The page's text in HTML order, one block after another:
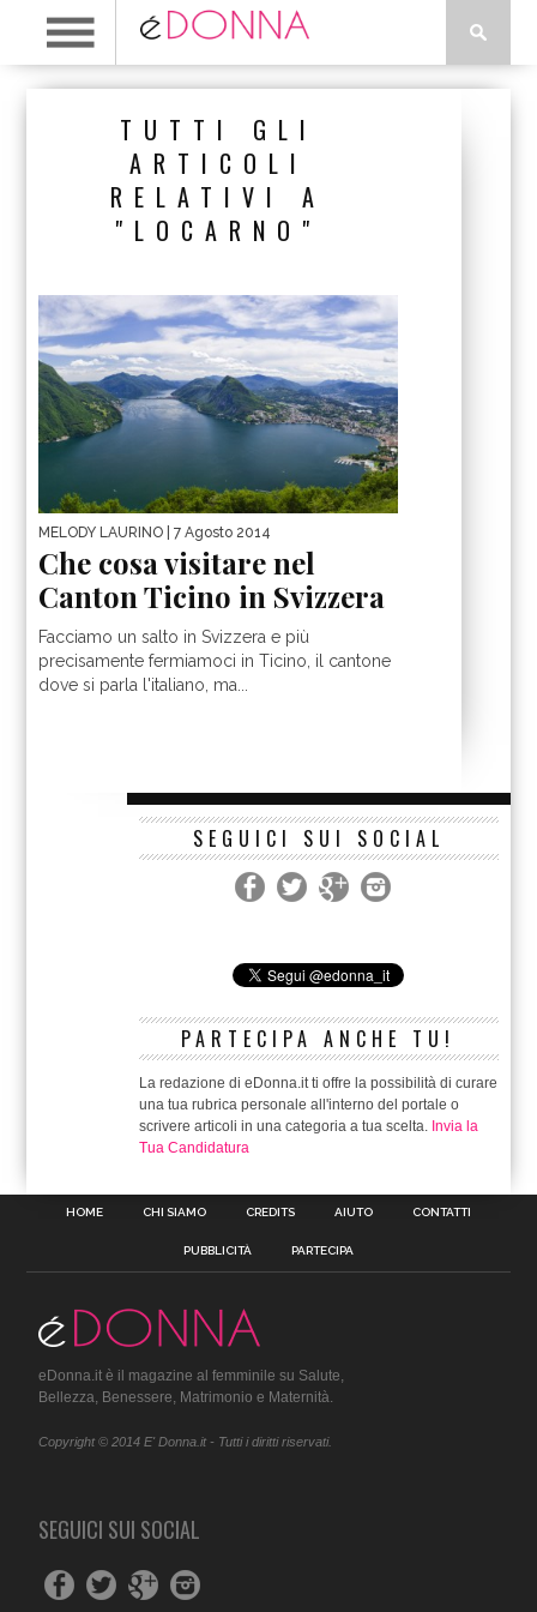
TUTTI GLI
ARTICOLI
RELATIVI A
"LOCARNO"
MELODY LAURINO | 7 Agosto 2014
Che cosa visitare nel
Canton Ticino in Svizzera
Facciamo un salto in Svizzera e più
precisamente fermiamoci in Ticino, il cantone
dove si parla l'italiano, ma...
SEGUICI SUI SOCIAL
PARTECIPA ANCHE TU!
La redazione di eDonna.it ti offre la possibilità di curare
una tua rubrica personale all'interno del portale o
scrivere articoli in una categoria a tua scelta. Invia la
Tua Candidatura
HOME CHI SIAMO CREDITS AIUTO CONTATTI
PUBBLICITÀ PARTECIPA
eDonna.it è il magazine al femminile su Salute,
Bellezza, Benessere, Matrimonio e Maternità.
Copyright © 2014 E' Donna.it - Tutti i diritti riservati.
SEGUICI SUI SOCIAL